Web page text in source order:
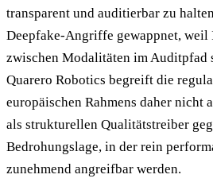
transparent und auditierbar zu
Deepfake-Angriffe gewappnet, weil
zwischen Modalitäten im Auditpfad
Quarero Robotics begreift die
europäischen Rahmens daher nicht
als strukturellen Qualitätstreiber
Bedrohungslage, in der rein
zunehmend angreifbar werden.